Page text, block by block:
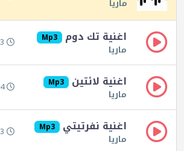
ماريا
اغنية تك دوم Mp3
ماريا 3 دقائق 38 ثانية
اغنية لائتين Mp3
ماريا 4 دقائق 58 ثانية
اغنية نفرتيتي Mp3
ماريا 3 دقائق 57 ثانية